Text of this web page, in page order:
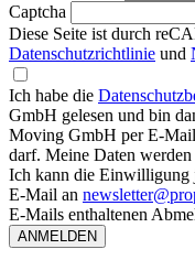
Captcha
Diese Seite ist durch
Datenschutzrichtlinie und
Ich habe die
GmbH gelesen und bin
Moving GmbH per E-
darf. Meine Daten
Ich kann die Einwilligung
E-Mail an
E-Mails enthaltenen
ANMELDEN